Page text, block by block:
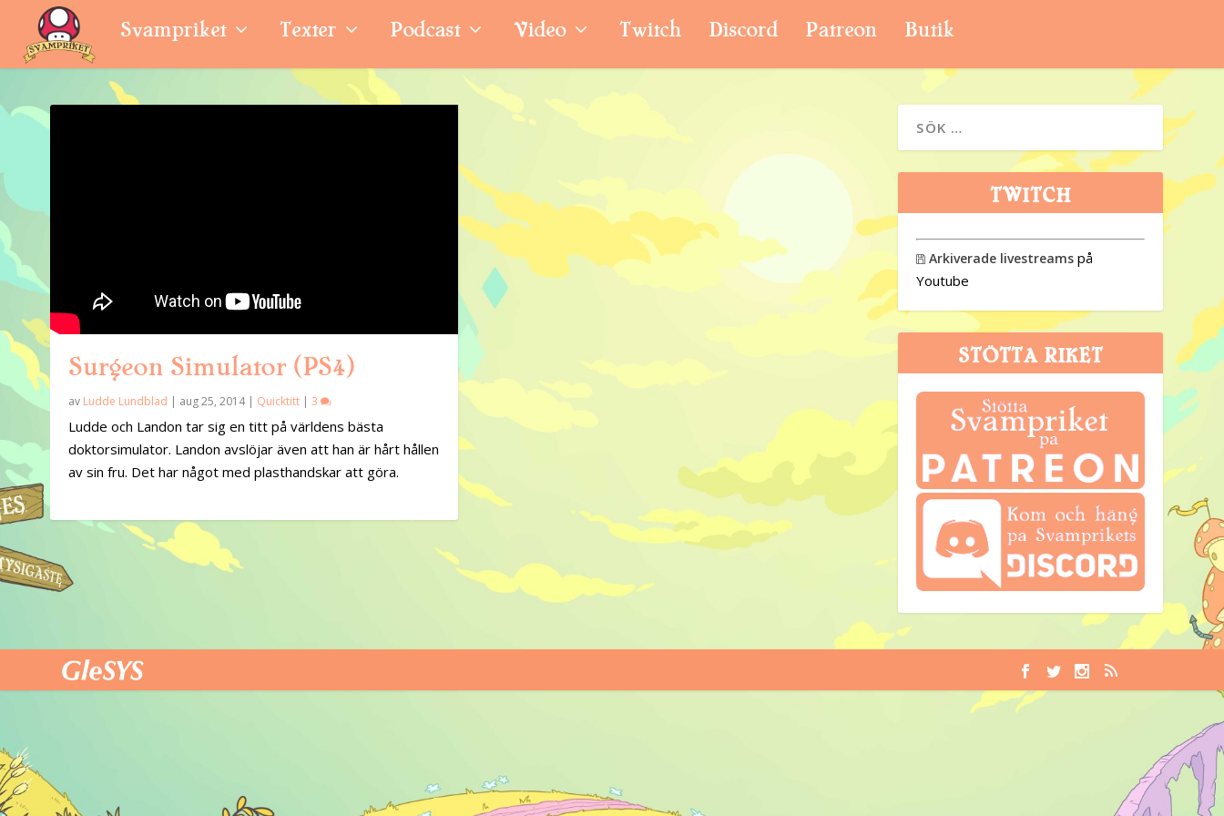
Svampriket Texter Podcast Video Twitch Discord Patreon Butik
Surgeon Simulator (PS4)
av Ludde Lundblad | aug 25, 2014| Quicktitt |3
Ludde och Landon tar sig en titt på världens bästa
doktorsimulator. Landon avslöjar även att han är hårt hållen
av sin fru. Det har något med plasthandskar att göra.
TWITCH
 Arkiverade livestreams på
Youtube
STÖTTA RIKET